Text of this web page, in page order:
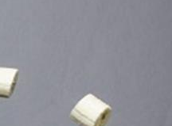
على أفضل وقت لتناول الموز